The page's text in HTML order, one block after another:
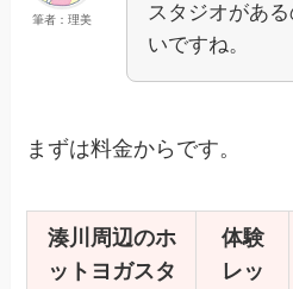
筆者：理美
スタジオがあ
いですね。
まずは料金からです。
湊川周辺のホ
ットヨガスタ
体験
レッ